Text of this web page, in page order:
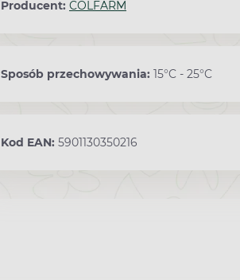
Producent: COLFARM
Sposób przechowywania: 15°C - 25°C
Kod EAN: 5901130350216